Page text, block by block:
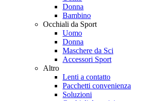
Donna
Bambino
Occhiali da Sport
Uomo
Donna
Maschere da Sci
Accessori Sport
Altro
Lenti a contatto
Pacchetti convenienza
Soluzioni